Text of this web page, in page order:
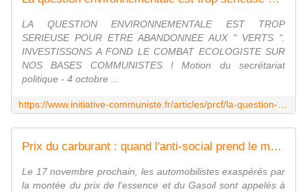
LA QUESTION ENVIRONNEMENTALE EST TROP
SERIEUSE POUR ETRE ABANDONNEE AUX " VERTS ".
INVESTISSONS A FOND LE COMBAT ECOLOGISTE SUR
NOS BASES COMMUNISTES ! Motion du secrétariat
politique - 4 octobre ...
Prix du carburant : quand l'anti-social prend le masque écologique - Clémentine Autain
Le 17 novembre prochain, les automobilistes exaspérés par
la montée du prix de l'essence et du Gasoil sont appelés à